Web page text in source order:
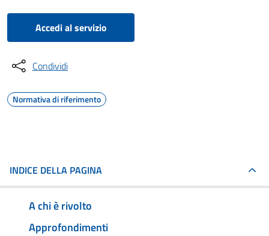
Accedi al servizio
Condividi
Normativa di riferimento
INDICE DELLA PAGINA
A chi è rivolto
Approfondimenti